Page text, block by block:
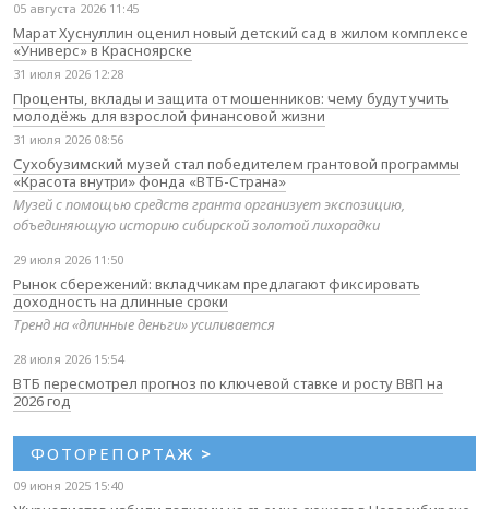
05 августа 2026 11:45
Марат Хуснуллин оценил новый детский сад в жилом комплексе
«Универс» в Красноярске
31 июля 2026 12:28
Проценты, вклады и защита от мошенников: чему будут учить
молодёжь для взрослой финансовой жизни
31 июля 2026 08:56
Сухобузимский музей стал победителем грантовой программы
«Красота внутри» фонда «ВТБ-Страна»
Музей с помощью средств гранта организует экспозицию,
объединяющую историю сибирской золотой лихорадки
29 июля 2026 11:50
Рынок сбережений: вкладчикам предлагают фиксировать
доходность на длинные сроки
Тренд на «длинные деньги» усиливается
28 июля 2026 15:54
ВТБ пересмотрел прогноз по ключевой ставке и росту ВВП на
2026 год
ФОТОРЕПОРТАЖ >
09 июня 2025 15:40